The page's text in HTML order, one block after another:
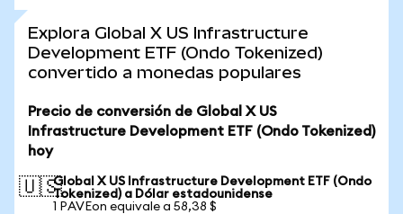
Explora Global X US Infrastructure
Development ETF (Ondo Tokenized)
convertido a monedas populares
Precio de conversión de Global X US
Infrastructure Development ETF (Ondo Tokenized)
hoy
🇺🇸Global X US Infrastructure Development ETF (Ondo
Tokenized) a Dólar estadounidense
1 PAVEon equivale a 58,38 $